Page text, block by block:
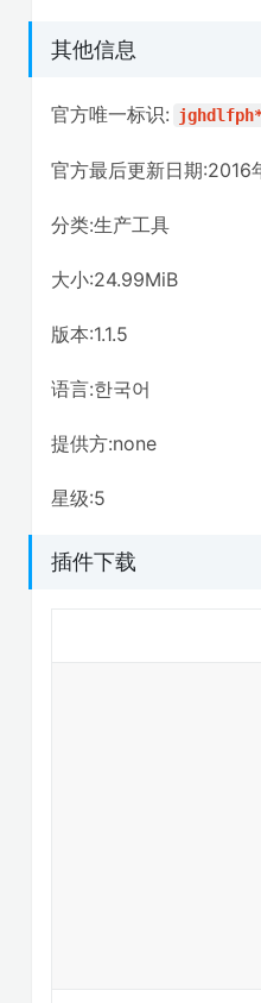
其他信息
官方唯一标识:
官方最后更新日期:2016
分类:生产工具
大小:24.99MiB
版本:1.1.5
语言:한국어
提供方:none
星级:5
插件下载